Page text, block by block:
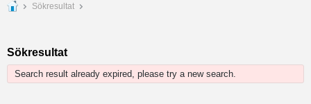
Sökresultat
Sökresultat
Search result already expired, please try a new search.